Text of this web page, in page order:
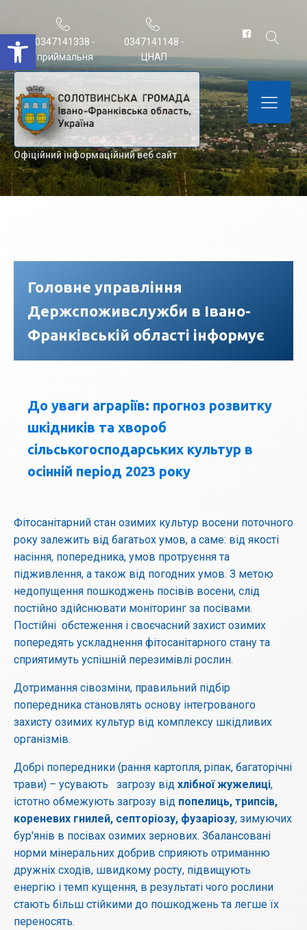
Відкрити Панель інструментів
0347141338 -
приймальня
0347141148 -
ЦНАП
Офіційний інформаційний веб сайт
Головне управління
Держспоживслужби в Івано-
Франківській області інформує
До уваги аграріїв: прогноз розвитку
шкідників та хвороб
сільськогосподарських культур в
осінній період 2023 року
Фітосанітарний стан озимих культур восени поточного
року залежить від багатьох умов, а саме: від якості
насіння, попередника, умов протруєння та
підживлення, а також від погодних умов. З метою
недопущення пошкоджень посівів восени, слід
постійно здійснювати моніторинг за посівами.
Постійні обстеження і своєчасний захист озимих
попередять ускладнення фітосанітарного стану та
сприятимуть успішній перезимівлі рослин.
Дотримання сівозміни, правильний підбір
попередника становлять основу інтегрованого
захисту озимих культур від комплексу шкідливих
організмів.
Добрі попередники (рання картопля, ріпак, багаторічні
трави) – усувають загрозу від хлібної жужелиці,
істотно обмежують загрозу від попелиць, трипсів,
кореневих гнилей, септоріозу, фузаріозу, зимуючих
бур'янів в посівах озимих зернових. Збалансовані
норми мінеральних добрив сприяють отриманню
дружніх сходів, швидкому росту, підвищують
енергію і темп кущення, в результаті чого рослини
стають більш стійкими до пошкоджень та легше їх
переносять.